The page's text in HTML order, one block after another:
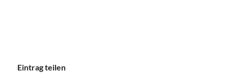
Eintrag teilen